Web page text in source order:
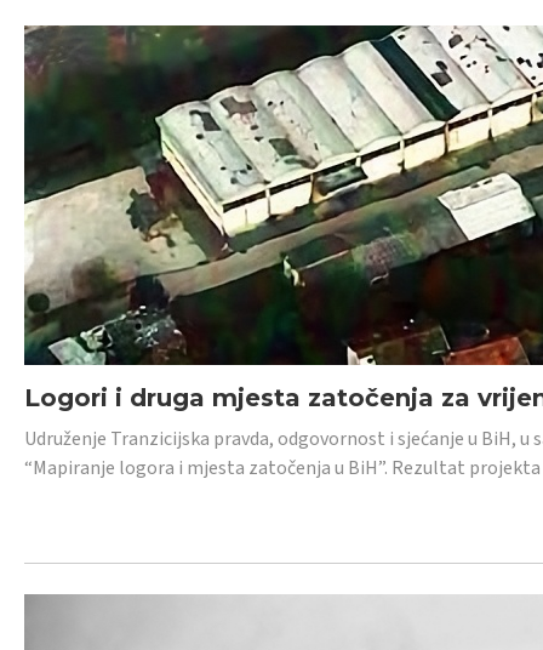
Logori i druga mjesta zatočenja za
Udruženje Tranzicijska pravda, odgovornost i sjećanje u BiH,
“Mapiranje logora i mjesta zatočenja u BiH”. Rezultat